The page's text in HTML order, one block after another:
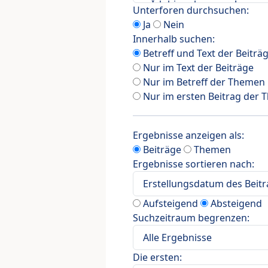
Unterforen durchsuchen:
Ja
Nein
Innerhalb suchen:
Betreff und Text der
Nur im Text der Beiträge
Nur im Betreff der Themen
Nur im ersten Beitrag der
Ergebnisse anzeigen als:
Beiträge
Themen
Ergebnisse sortieren nach:
Aufsteigend
Absteigend
Suchzeitraum begrenzen:
Die ersten: